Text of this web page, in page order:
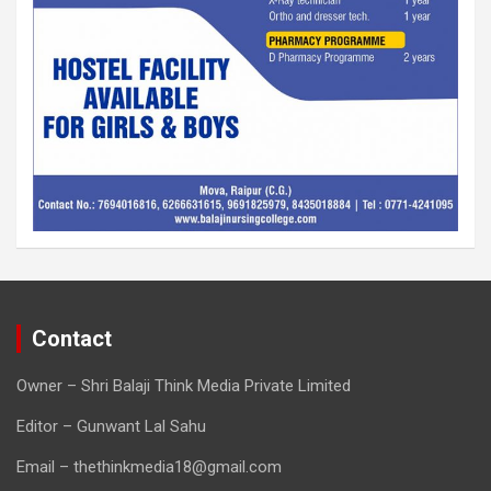
Contact
Owner – Shri Balaji Think Media Private Limited
Editor – Gunwant Lal Sahu
Email – thethinkmedia18@gmail.com